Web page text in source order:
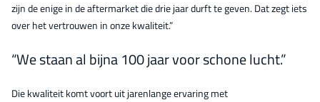
zijn de enige in de aftermarket die drie jaar durft te geven. Dat zegt iets
over het vertrouwen in onze kwaliteit.”
We staan al bijna 100 jaar voor schone lucht.”
Die kwaliteit komt voort uit jarenlange ervaring met